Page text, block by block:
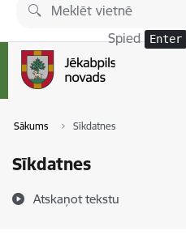
Pāriet uz lapas saturu
Spied Enter
Sākums Sīkdatnes
Sīkdatnes
Atskaņot tekstu